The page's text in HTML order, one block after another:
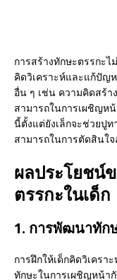
การสร้างทักษะตรรกะไ
คิดวิเคราะห์และแก้ปัญ
อื่น ๆ เช่น ความคิดสร้า
สามารถในการเผชิญห
นี้ตั้งแต่ยังเล็กจะช่วยปู
สามารถในการตัดสินใ
ผลประโยชน์
ตรรกะในเด็ก
1. การพัฒนาทัก
การฝึกให้เด็กคิดวิเคร
ทักษะในการเผชิญหน้